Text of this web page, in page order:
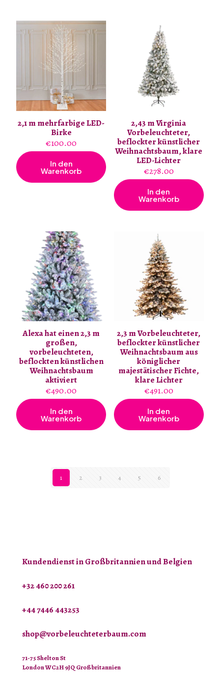
2,1 m mehrfarbige LED-
Birke
€100.00
In den
Warenkorb
2,43 m Virginia
Vorbeleuchteter,
beflockter künstlicher
Weihnachtsbaum, klare
LED-Lichter
€278.00
In den
Warenkorb
Alexa hat einen 2,3 m
großen,
vorbeleuchteten,
beflockten künstlichen
Weihnachtsbaum
aktiviert
€490.00
In den
Warenkorb
2,3 m Vorbeleuchteter,
beflockter künstlicher
Weihnachtsbaum aus
königlicher
majestätischer Fichte,
klare Lichter
€491.00
In den
Warenkorb
1 2 3 4 5 6
Kundendienst in Großbritannien und Belgien
+32 460 200 261
+44 7446 443253
shop@vorbeleuchteterbaum.com
71-75 Shelton St
London WC2H 9JQ Großbritannien